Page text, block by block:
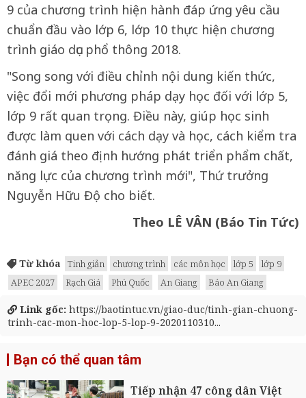
9 của chương trình hiện hành đáp ứng yêu cầu
chuẩn đầu vào lớp 6, lớp 10 thực hiện chương
trình giáo dục phổ thông 2018.
"Song song với điều chỉnh nội dung kiến thức,
việc đổi mới phương pháp dạy học đối với lớp 5,
lớp 9 rất quan trọng. Điều này, giúp học sinh
được làm quen với cách dạy và học, cách kiểm tra
đánh giá theo định hướng phát triển phẩm chất,
năng lực của chương trình mới", Thứ trưởng
Nguyễn Hữu Độ cho biết.
Theo LÊ VÂN (Báo Tin Tức)
Từ khóa Tinh giản chương trình các môn học lớp 5
lớp 9
APEC 2027
Rạch Giá Phú Quốc An Giang Báo An Giang
Link gốc: https://baotintuc.vn/giao-duc/tinh-gian-chuong-
trinh-cac-mon-hoc-lop-5-lop-9-2020110310...
Bạn có thể quan tâm
Tiếp nhận 47 công dân Việt